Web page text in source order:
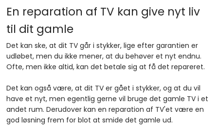
En reparation af TV kan give nyt liv
til dit gamle
​Det kan ske, at dit TV går i stykker, lige efter garantien er
udløbet, men du ikke mener, at du behøver et nyt endnu.
Ofte, men ikke altid, kan det betale sig at få det repareret.
Det kan også være, at dit TV er gået i stykker, og at du vil
have et nyt, men egentlig gerne vil bruge det gamle TV i et
andet rum. Derudover kan en reparation af TV'et være en
god løsning frem for blot at smide det gamle ud.